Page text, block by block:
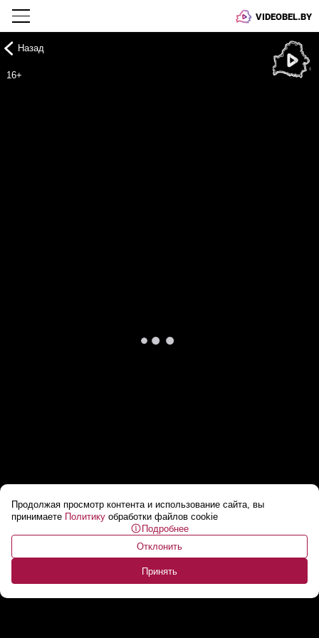
VIDEOBEL.BY
Продолжая просмотр контента и использование сайта, вы
принимаете Политику обработки файлов cookie
Подробнее
Отклонить
Принять
Назад
16+
Хантавирус стремительно
распространяется: новые случаи в США и